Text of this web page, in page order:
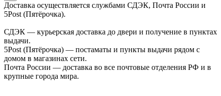
Доставка осуществляется службами СДЭК, Почта России и
5Post (Пятёрочка).
СДЭК — курьерская доставка до двери и получение в пунктах
выдачи.
5Post (Пятёрочка) — постаматы и пункты выдачи рядом с
домом в магазинах сети.
Почта России — доставка во все почтовые отделения РФ и в
крупные города мира.